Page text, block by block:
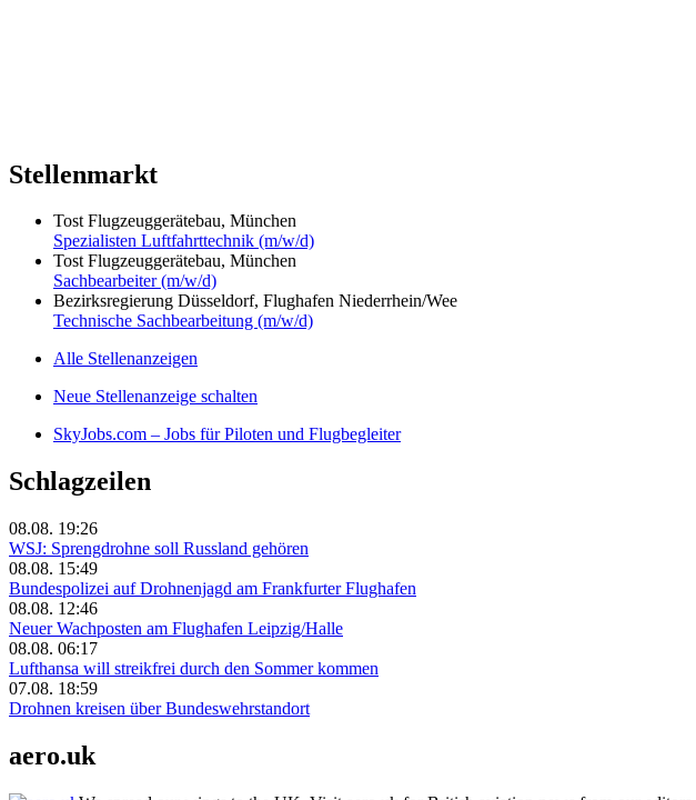
Stellenmarkt
Tost Flugzeuggerätebau, München
Spezialisten Luftfahrttechnik (m/w/d)
Tost Flugzeuggerätebau, München
Sachbearbeiter (m/w/d)
Bezirksregierung Düsseldorf, Flughafen Niederrhein/Wee
Technische Sachbearbeitung (m/w/d)
Alle Stellenanzeigen
Neue Stellenanzeige schalten
SkyJobs.com – Jobs für Piloten und Flugbegleiter
Schlagzeilen
08.08. 19:26
WSJ: Sprengdrohne soll Russland gehören
08.08. 15:49
Bundespolizei auf Drohnenjagd am Frankfurter Flughafen
08.08. 12:46
Neuer Wachposten am Flughafen Leipzig/Halle
08.08. 06:17
Lufthansa will streikfrei durch den Sommer kommen
07.08. 18:59
Drohnen kreisen über Bundeswehrstandort
aero.uk